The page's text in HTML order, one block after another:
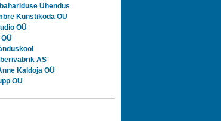
Ühendus
Kunstikoda OÜ
OÜ
AS
Kaldoja OÜ
OÜ